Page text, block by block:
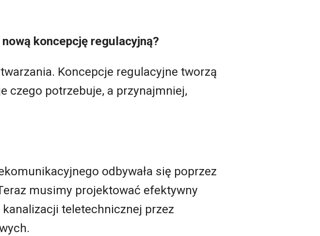
koncepcję regulacyjną?
Koncepcje regulacyjne tworzą
czego potrzebuje, a przynajmniej,
odbywała się poprzez
musimy projektować efektywny
teletechnicznej przez